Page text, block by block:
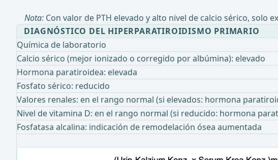
Nota: Con valor de PTH elevado y alto nivel de calcio sérico, solo
DIAGNÓSTICO DEL HIPERPARATIROIDISMO PRIMARIO
Química de laboratorio
Calcio sérico (mejor ionizado o corregido por albúmina): elevado
Hormona paratiroidea: elevada
Fosfato sérico: reducido
Valores renales: en el rango normal (si elevados: hormona
Nivel de vitamina D: en el rango normal (si reducido: hormona
Fosfatasa alcalina: indicación de remodelación ósea aumentada